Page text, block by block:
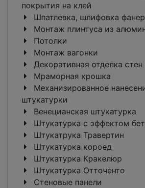
покрытия на клей
Шпатлевка, шлифовка
Монтаж плинтуса из
Потолки
Монтаж вагонки
Декоративная отделка стен
Мраморная крошка
Механизированное
штукатурки
Венецианская штукатурка
Штукатурка с эффектом
Штукатрука Травертин
Штукатурка короед
Штукатурка Кракелюр
Штукатурка Отточенто
Стеновые панели